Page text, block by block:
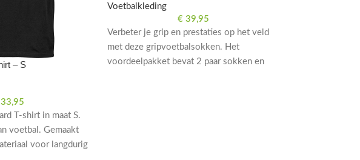
– S
T-shirt in maat S.
voetbal. Gemaakt
voor langdurig
Voetbalkleding
€ 39,95
Verbeter je grip en prestaties op het veld
met deze gripvoetbalsokken. Het
voordeelpakket bevat 2 paar sokken en